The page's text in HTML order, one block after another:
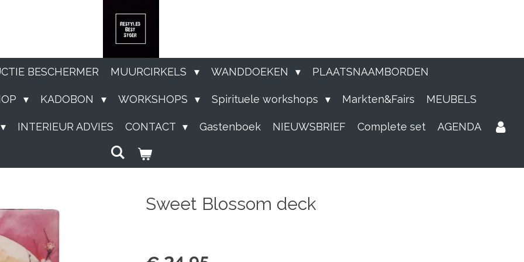
BESCHERMER MUURCIRKELS WANDDOEKEN PLAATSNAAMBORDEN
KADOBON WORKSHOPS Spirituele workshops Markten&Fairs MEUBELS
INTERIEUR ADVIES CONTACT Gastenboek NIEUWSBRIEF Complete set AGENDA
Sweet Blossom deck